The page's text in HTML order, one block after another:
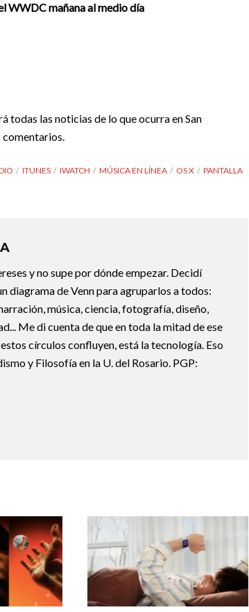
WWDC mañana al medio día
todas las noticias de lo que ocurra en San
comentarios.
ITUNES IWATCH MÚSICA EN LÍNEA OS X
PANTALLA
y no supe por dónde empezar. Decidí
diagrama de Venn para agruparlos a todos:
música, ciencia, fotografía, diseño,
Me di cuenta de que en toda la mitad de ese
círculos confluyen, está la tecnología. Eso
y Filosofía en la U. del Rosario. PGP: